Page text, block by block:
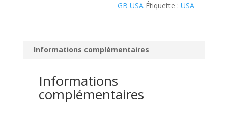
GB USA Étiquette :USA
Informations complémentaires
Informations
complémentaires